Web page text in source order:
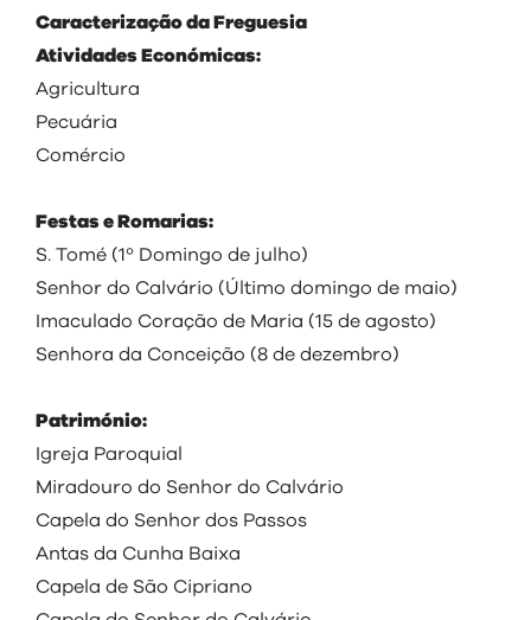
Caracterização da Freguesia
Atividades Económicas:
Agricultura
Pecuária
Comércio
Festas e Romarias:
S. Tomé (1º Domingo de julho)
Senhor do Calvário (Último domingo de maio)
Imaculado Coração de Maria (15 de agosto)
Senhora da Conceição (8 de dezembro)
Património:
Igreja Paroquial
Miradouro do Senhor do Calvário
Capela do Senhor dos Passos
Antas da Cunha Baixa
Capela de São Cipriano